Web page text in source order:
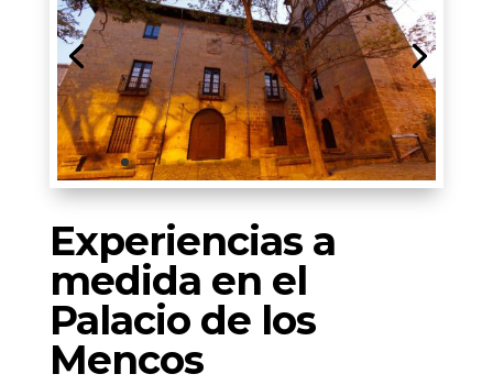
Experiencias a
medida en el
Palacio de los
Mencos